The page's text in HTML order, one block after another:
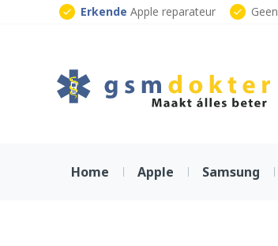
Erkende Apple reparateur Geen
Home Apple Samsung